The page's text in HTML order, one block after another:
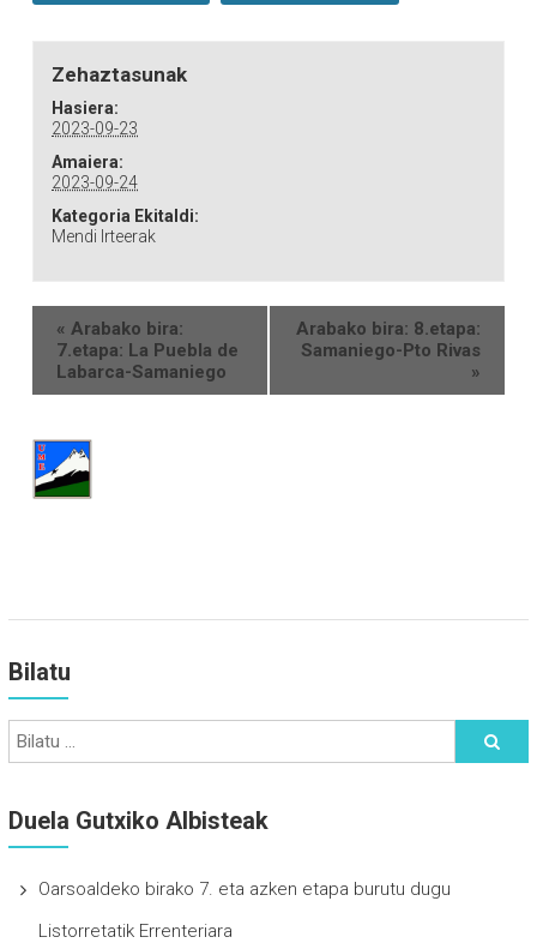
Zehaztasunak
Hasiera:
2023-09-23
Amaiera:
2023-09-24
Kategoria Ekitaldi:
Mendi Irteerak
« Arabako bira:
7.etapa: La Puebla de
Labarca-Samaniego
Arabako bira: 8.etapa:
Samaniego-Pto Rivas
»
Bilatu
Duela Gutxiko Albisteak
Oarsoaldeko birako 7. eta azken etapa burutu dugu
Listorretatik Errenteriara